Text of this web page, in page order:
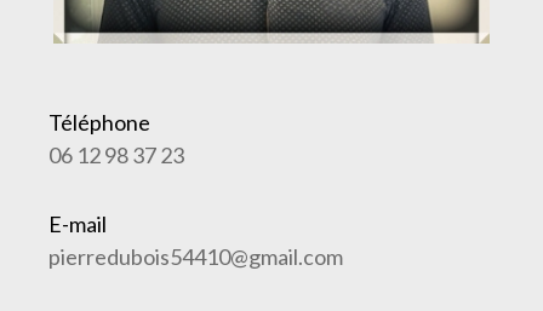
Téléphone
06 12 98 37 23
E-mail
pierredubois54410@gmail.com